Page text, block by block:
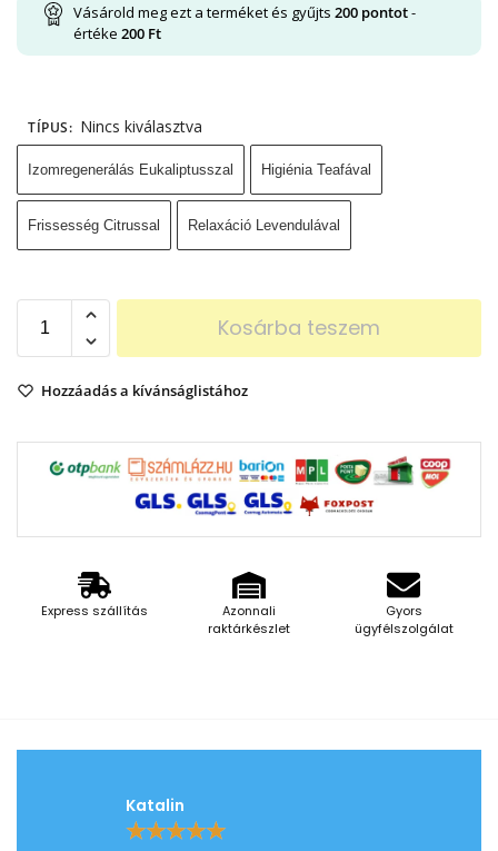
Vásárold meg ezt a terméket és gyűjts 200 pontot-
értéke 200 Ft
TÍPUS: Nincs kiválasztva
Izomregenerálás Eukaliptusszal Higiénia Teafával
Frissesség Citrussal Relaxáció Levendulával
Kosárba teszem
Hozzáadás a kívánságlistához
Express szállítás
Azonnali
raktárkészlet
Gyors
ügyfélszolgálat
Katalin
★★★★★